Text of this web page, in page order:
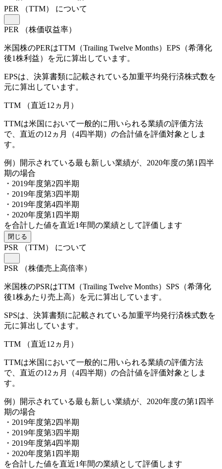
PER
（TTM） について
PER （株価収益率）
米国株のPERはTTM（Trailing Twelve Months）EPS（希薄化
後1株利益）を元に算出しています。
EPSは、決算書類に記載されている加重平均発行済株式数を
元に算出しています。
TTM （直近12ヵ月）
TTMは米国において一般的に用いられる業績の評価方法
で、直近の12ヵ月（4四半期）の合計値を評価対象としま
す。
例）開示されている最も新しい業績が、2020年度の第1四半
期の場合
・2019年度第2四半期
・2019年度第3四半期
・2019年度第4四半期
・2020年度第1四半期
を合計した値を直近1年間の業績として評価します
閉じる
PSR （TTM） について
PSR （株価売上高倍率）
米国株のPSRはTTM（Trailing Twelve Months）SPS（希薄化
後1株あたり売上高）を元に算出しています。
SPSは、決算書類に記載されている加重平均発行済株式数を
元に算出しています。
TTM （直近12ヵ月）
TTMは米国において一般的に用いられる業績の評価方法
で、直近の12ヵ月（4四半期）の合計値を評価対象としま
す。
例）開示されている最も新しい業績が、2020年度の第1四半
期の場合
・2019年度第2四半期
・2019年度第3四半期
・2019年度第4四半期
・2020年度第1四半期
を合計した値を直近1年間の業績として評価します